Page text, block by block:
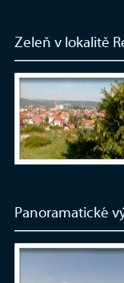
Zeleň v lokalitě
Panoramatické